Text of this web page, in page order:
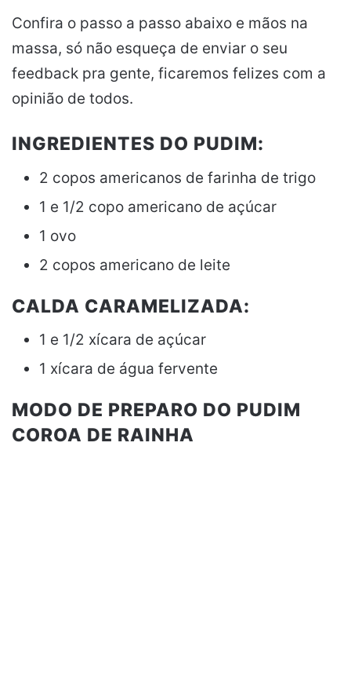
Confira o passo a passo abaixo e mãos na
massa, só não esqueça de enviar o seu
feedback pra gente, ficaremos felizes com a
opinião de todos.
INGREDIENTES DO PUDIM:
2 copos americanos de farinha de trigo
1 e 1/2 copo americano de açúcar
1 ovo
2 copos americano de leite
CALDA CARAMELIZADA:
1 e 1/2 xícara de açúcar
1 xícara de água fervente
MODO DE PREPARO DO PUDIM
COROA DE RAINHA